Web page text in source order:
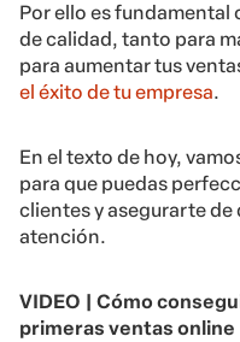
Por ello es
de calidad, tanto para
para aumentar tus
el éxito de tu empresa.
En el texto de hoy,
para que puedas
clientes y asegurarte
atención.
VIDEO | Cómo
primeras ventas online